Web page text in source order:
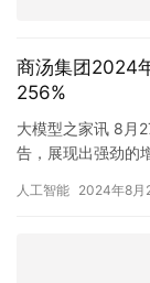
商汤集团2024
256%
大模型之家讯 8月
告，展现出强劲的
人工智能 2024年8月